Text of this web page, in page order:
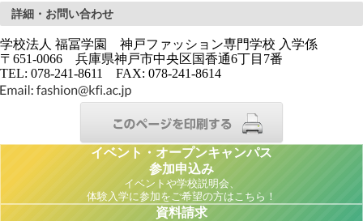
詳細・お問い合わせ
学校法人 福冨学園 神戸ファッション専門学校 入学係
〒651-0066 兵庫県神戸市中央区国香通6丁目7番
TEL: 078-241-8611 FAX: 078-241-8614
イベント・オープンキャンパス
参加申込み
イベントや学校説明会、
体験入学に参加をご希望の方はこちら！
資料請求